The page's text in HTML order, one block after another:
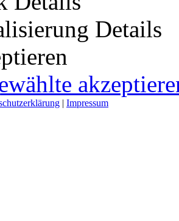
Details
| Impressum